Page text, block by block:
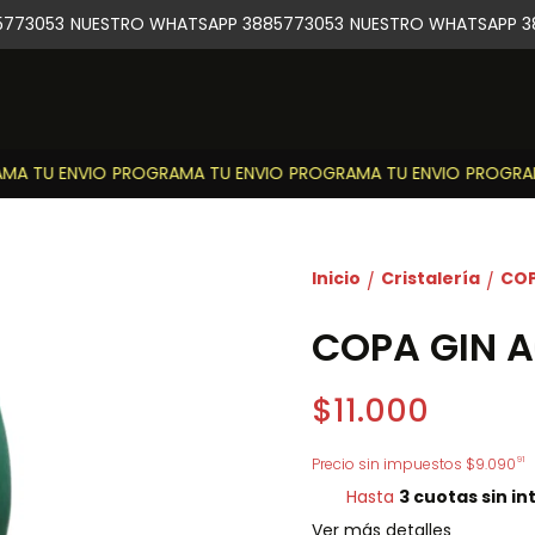
TU ENVIO PROGRAMA TU ENVIO PROGRAMA TU ENVIO
NUESTRO WHATSAPP 3885773053 NUESTRO WHATSAPP
Inicio / Cristalería /
COPA GIN
$11.000
Precio sin impuestos $9.09091
Hasta 3 cuotas sin
Ver más detalles